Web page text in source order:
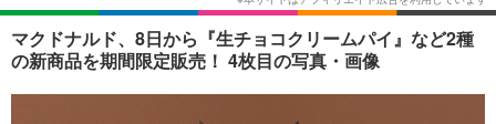
ショッピング その他
マクドナルド、8日から『生チョコクリームパイ』など2種
の新商品を期間限定販売！ 4枚目の写真・画像